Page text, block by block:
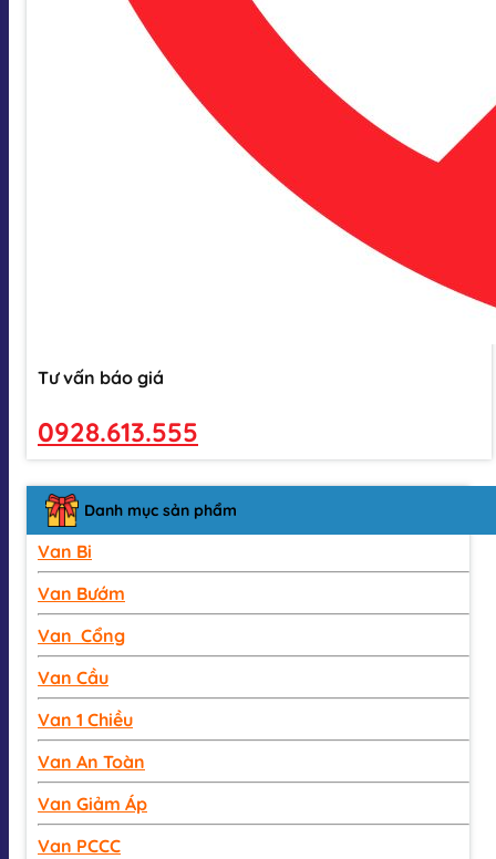
Tư vấn báo giá
0928.613.555
Danh mục sản phẩm
Van Bi
Van Bướm
Van Cổng
Van Cầu
Van 1 Chiều
Van An Toàn
Van Giảm Áp
Van PCCC